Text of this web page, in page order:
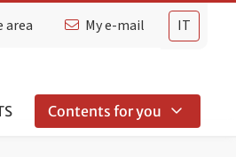
IT
area My e-mail
Contents for you